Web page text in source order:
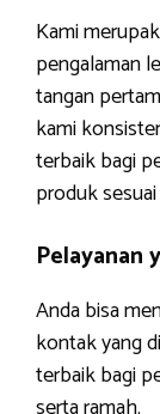
Kami
pengalaman
tangan
kami
terbaik bagi
produk
Pelayanan
Anda bisa
kontak yang
terbaik bagi